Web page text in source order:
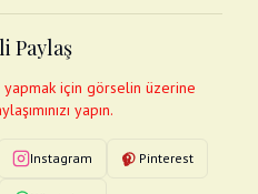
Abdest Videoları
Fotograflar
Paylaş
için görselin üzerine
yapın.
Instagram Pinterest